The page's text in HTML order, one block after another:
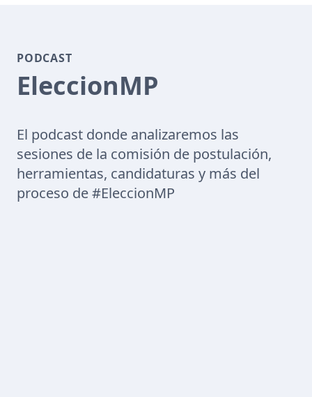
PODCAST
EleccionMP
El podcast donde analizaremos las
sesiones de la comisión de postulación,
herramientas, candidaturas y más del
proceso de #EleccionMP